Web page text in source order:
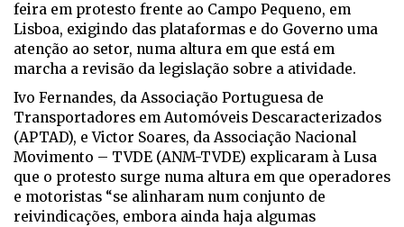
feira em protesto frente ao Campo Pequeno, em
Lisboa, exigindo das plataformas e do Governo uma
atenção ao setor, numa altura em que está em
marcha a revisão da legislação sobre a atividade.
Ivo Fernandes, da Associação Portuguesa de
Transportadores em Automóveis Descaracterizados
(APTAD), e Victor Soares, da Associação Nacional
Movimento – TVDE (ANM-TVDE) explicaram à Lusa
que o protesto surge numa altura em que operadores
e motoristas “se alinharam num conjunto de
reivindicações, embora ainda haja algumas